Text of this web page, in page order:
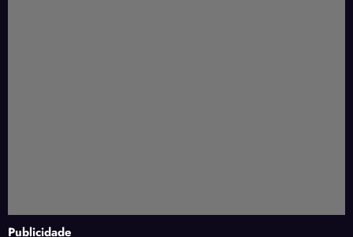
Publicidade